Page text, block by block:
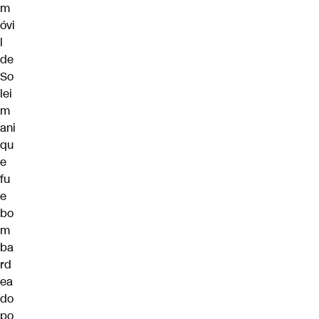
m
óvi
l
de
So
lei
m
ani
qu
e
fu
e
bo
m
ba
rd
ea
do
po